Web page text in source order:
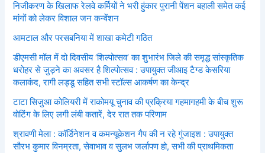
निजीकरण के खिलाफ रेलवे कर्मियों ने भरी हुंकार पुरानी पेंशन बहाली समेत कई
मांगों को लेकर विशाल जन कन्वेंशन
आमटाल और परसबनिया में शाखा कमेटी गठित
डीएमसी मॉल में दो दिवसीय ‘शिल्पोत्सव’ का शुभारंभ जिले की समृद्ध सांस्कृतिक
धरोहर से जुड़ने का अवसर है शिल्पोत्सव : उपायुक्त जीआइ टैग्ड केसरिया
कलाकंद, रागी लड्डू सहित सभी स्टॉल्स आकर्षण का केन्द्र
टाटा सिजुआ कोलियरी में राकोमयू चुनाव की प्रक्रिया गहमागहमी के बीच शुरू
वोटिंग के लिए लगी लंबी कतारें, देर रात तक परिणाम
श्रावणी मेला : कॉर्डिनेशन व कमन्यूकेशन गैप की न रहे गुंजाइश : उपायुक्त
सौरभ कुमार विनम्रता, सेवाभाव व सुलभ जर्लापण हो, सभी की प्राथमिकता